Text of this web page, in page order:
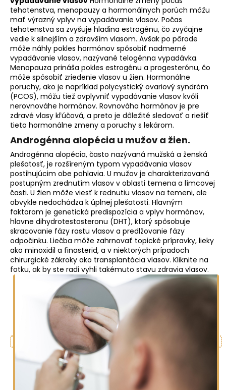
tehotenstva, menopauzy a hormonálnych porúch môžu
mať výrazný vplyv na vypadávanie vlasov. Počas
tehotenstva sa zvyšuje hladina estrogénu, čo zvyčajne
vedie k silnejším a zdravším vlasom. Avšak po pôrode
môže náhly pokles hormónov spôsobiť nadmerné
vypadávanie vlasov, nazývané telogénna vypadávka.
Menopauza prináša pokles estrogénu a progesterónu, čo
môže spôsobiť zriedenie vlasov u žien. Hormonálne
poruchy, ako je napríklad polycystický ovariový syndróm
(PCOS), môžu tiež ovplyvniť vypadávanie vlasov kvôli
nerovnováhe hormónov. Rovnováha hormónov je pre
zdravé vlasy kľúčová, a preto je dôležité sledovať a riešiť
tieto hormonálne zmeny a poruchy s lekárom.
Androgénna alopécia u mužov a žien.
Androgénna alopécia, často nazývaná mužská a ženská
plešatosť, je rozšíreným typom vypadávania vlasov
postihujúcim obe pohlavia. U mužov je charakterizovaná
postupným zrednutím vlasov v oblasti temena a límcovej
časti. U žien môže viesť k rednutiu vlasov na temeni, ale
obvykle nedochádza k úplnej plešatosti. Hlavným
faktorom je genetická predispozícia a vplyv hormónov,
hlavne dihydrotestosteronu (DHT), ktorý spôsobuje
skracovanie fázy rastu vlasov a predlžovanie fázy
odpočinku. Liečba môže zahrnovať topické prípravky, lieky
ako minoxidil a finasterid, a v niektorých prípadoch
chirurgické zákroky ako transplantácia vlasov. Kliknite na
fotku, ak by ste radi vyhli takémuto stavu zdravia vlasov.